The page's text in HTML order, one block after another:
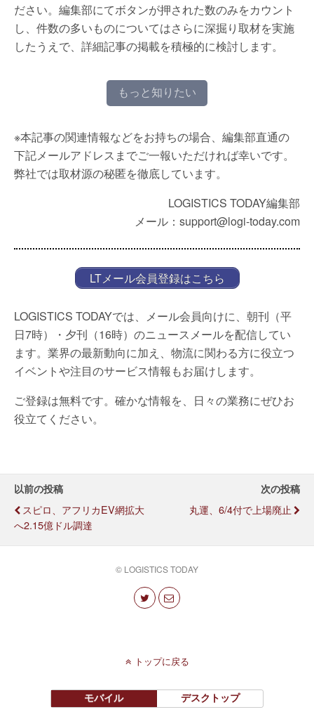
ださい。編集部にてボタンが押された数のみをカウント
し、件数の多いものについてはさらに深掘り取材を実施
したうえで、詳細記事の掲載を積極的に検討します。
もっと知りたい
※本記事の関連情報などをお持ちの場合、編集部直通の
下記メールアドレスまでご一報いただければ幸いです。
弊社では取材源の秘匿を徹底しています。
LOGISTICS TODAY編集部
メール：support@logi-today.com
LTメール会員登録はこちら
LOGISTICS TODAYでは、メール会員向けに、朝刊（平
日7時）・夕刊（16時）のニュースメールを配信してい
ます。業界の最新動向に加え、物流に関わる方に役立つ
イベントや注目のサービス情報もお届けします。
ご登録は無料です。確かな情報を、日々の業務にぜひお
役立てください。
以前の投稿
スピロ、アフリカEV網拡大
へ2.15億ドル調達
次の投稿
丸運、6/4付で上場廃止
© LOGISTICS TODAY
トップに戻る
モバイル デスクトップ